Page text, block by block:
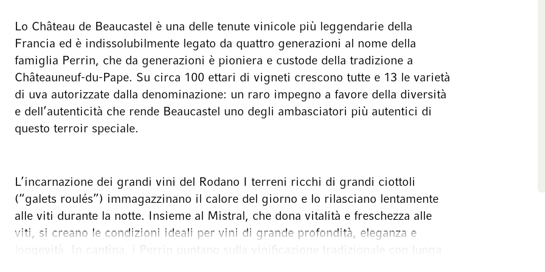
Lo Château de Beaucastel è una delle tenute vinicole più leggendarie della
Francia ed è indissolubilmente legato da quattro generazioni al nome della
famiglia Perrin, che da generazioni è pioniera e custode della tradizione a
Châteauneuf-du-Pape. Su circa 100 ettari di vigneti crescono tutte e 13 le varietà
di uva autorizzate dalla denominazione: un raro impegno a favore della diversità
e dell’autenticità che rende Beaucastel uno degli ambasciatori più autentici di
questo terroir speciale.
L’incarnazione dei grandi vini del Rodano I terreni ricchi di grandi ciottoli
(“galets roulés”) immagazzinano il calore del giorno e lo rilasciano lentamente
alle viti durante la notte. Insieme al Mistral, che dona vitalità e freschezza alle
viti, si creano le condizioni ideali per vini di grande profondità, eleganza e
longevità. In cantina, i Perrin puntano sulla vinificazione tradizionale con lunga